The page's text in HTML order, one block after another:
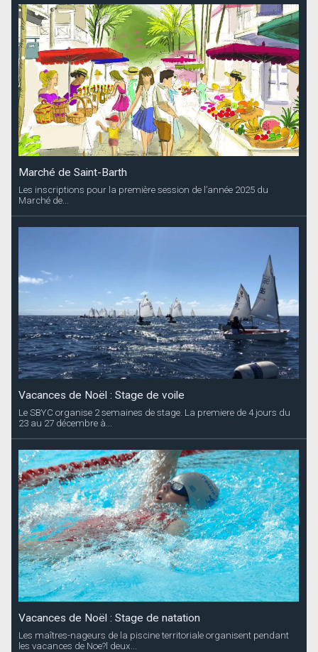
Marché de Saint-Barth
Les inscriptions pour la première session de l’année 2025 du
Marché de...
Vacances de Noël : Stage de voile
Le SBYC organise 2 semaines de stage. La premiere de 4 jours du
23 au 27 décembre à...
Vacances de Noël : Stage de natation
Les maîtres-nageurs de la piscine territoriale organisent pendant
les vacances de Noe?l deux...